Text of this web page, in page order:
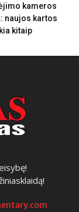
kameros
naujos kartos
kitaip